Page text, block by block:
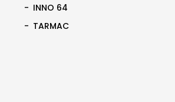
INNO 64
TARMAC